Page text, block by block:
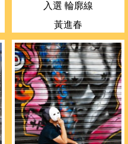
入選 輪廓線
黃進春